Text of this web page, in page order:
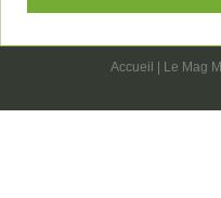
Accueil Le Mag